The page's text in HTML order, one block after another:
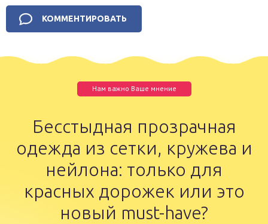
Нам важно Ваше мнение
Бесстыдная прозрачная
одежда из сетки, кружева и
нейлона: только для
красных дорожек или это
новый must-have?